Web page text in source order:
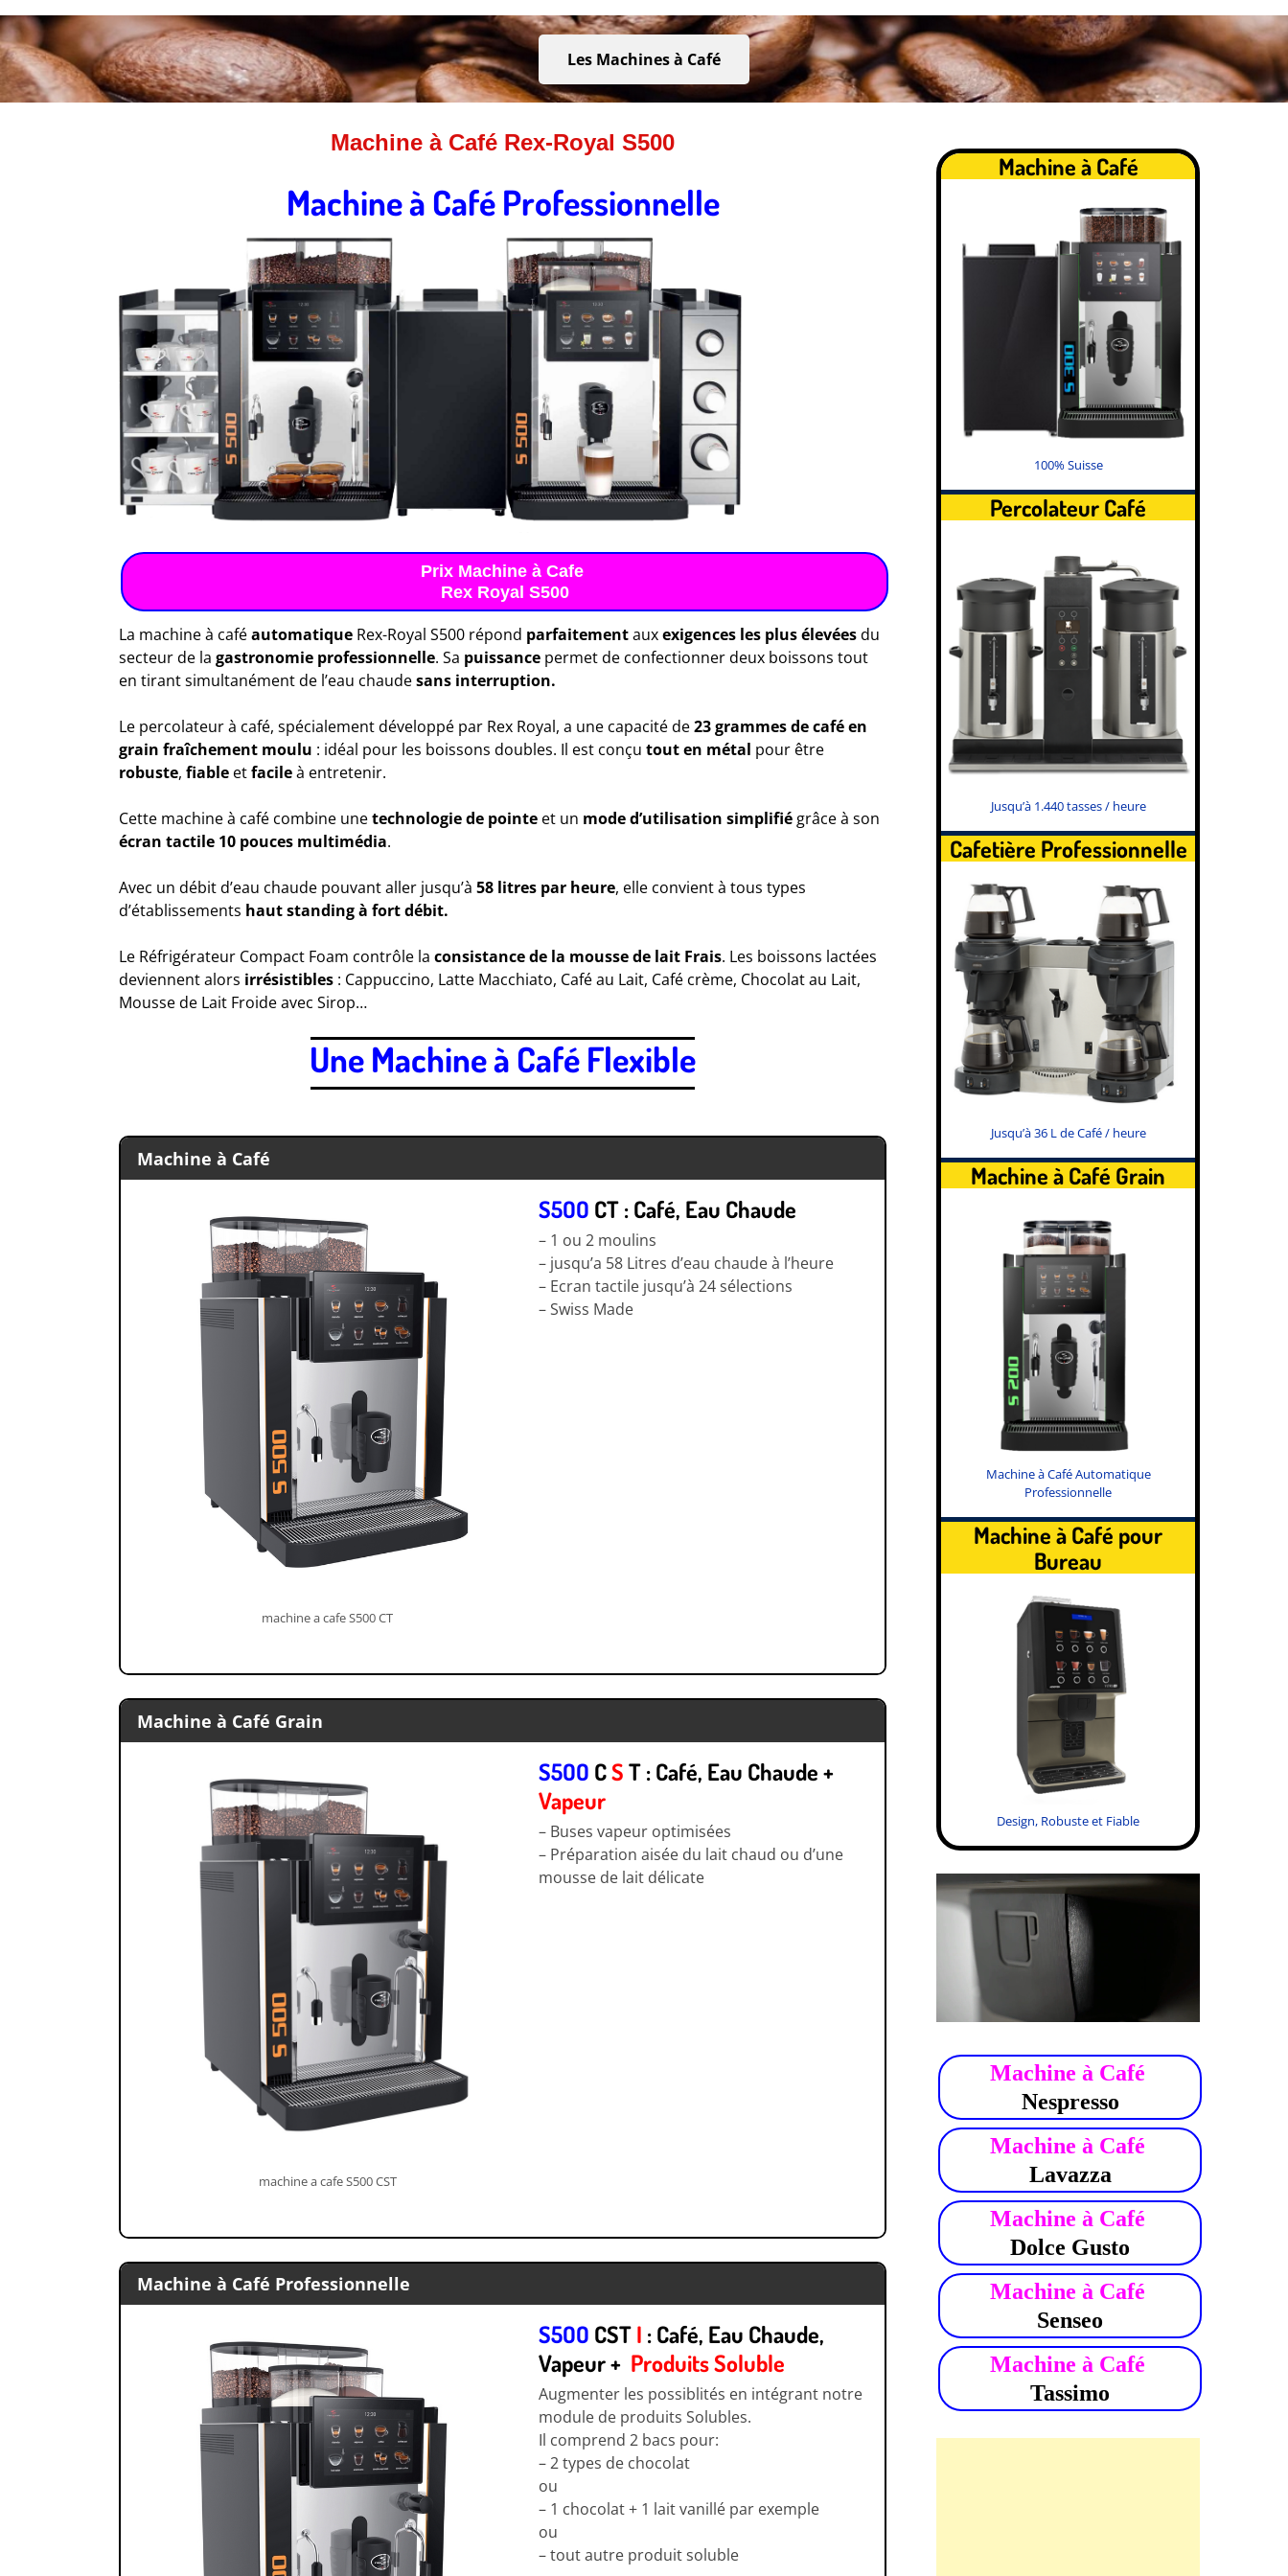
Les Machines à Café
Machine à Café Rex-Royal S500
Machine à Café Professionnelle
Prix Machine à Cafe
Rex Royal S500
La machine à caféautomatique Rex-Royal S500 répond parfaitementauxexigences les plus élevéesdu
secteur de la gastronomie professionnelle. Sa puissancepermet de confectionner deux boissons tout
en tirant simultanément de l’eau chaudesans interruption.
Le percolateur à café, spécialement développé par Rex Royal, a une capacité de23 grammes de café en
grain fraîchement moulu : idéal pour les boissons doubles. Il est conçu tout en métal pour être
robuste, fiableetfacileà entretenir.
Cette machine à café combine unetechnologie de pointeet un mode d’utilisation simplifiégrâce à son
écran tactile 10 pouces multimédia.
Avec un débit d’eau chaude pouvant aller jusqu’à 58 litres par heure, elle convient à tous types
d’établissements haut standing à fort débit.
Le Réfrigérateur Compact Foam contrôle la consistance de la mousse de lait Frais. Les boissons lactées
deviennent alors irrésistibles: Cappuccino, Latte Macchiato, Café au Lait, Café crème, Chocolat au Lait,
Mousse de Lait Froide avec Sirop…
Une Machine à Café Flexible
Machine à Café
machine a cafe S500 CT
S5OO CT : Café, Eau Chaude
– 1 ou 2 moulins
– jusqu’a 58 Litres d’eau chaude à l’heure
– Ecran tactile jusqu’à 24 sélections
– Swiss Made
Machine à Café Grain
machine a cafe S500 CST
S5OO CST : Café, Eau Chaude +
Vapeur
– Buses vapeur optimisées
– Préparation aisée du lait chaud ou d’une
mousse de lait délicate
Machine à Café Professionnelle
S5OO CSTI : Café, Eau Chaude,
Vapeur + Produits Soluble
Augmenter les possiblités en intégrant notre
module de produits Solubles.
Il comprend 2 bacs pour:
– 2 types de chocolat
ou
– 1 chocolat + 1 lait vanillé par exemple
ou
– tout autre produit soluble
Machine à Café
100% Suisse
Percolateur Café
Jusqu’à 1.440 tasses / heure
Cafetière Professionnelle
Jusqu’à 36 L de Café / heure
Machine à Café Grain
Machine à Café Automatique
Professionnelle
Machine à Café pour
Bureau
Design, Robuste et Fiable
Machine à Café
Nespresso
Machine à Café
Lavazza
Machine à Café
Dolce Gusto
Machine à Café
Senseo
Machine à Café
Tassimo